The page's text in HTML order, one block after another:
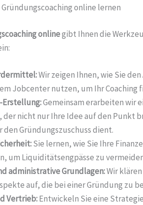
Gründungscoaching online lernen
onlinegibt Ihnen die
Wir zeigen Ihnen, wie Sie
Jobcenter nutzen, um Ihr Coaching
Erstellung:Gemeinsam erarbeiten wir
der nicht nur Ihre Idee auf den Punkt
den Gründungszuschuss dient.
Sie lernen, wie Sie Ihre
um Liquiditätsengpässe zu
administrative Grundlagen:Wir
auf, die bei einer Gründung zu
Vertrieb:Entwickeln Sie eine